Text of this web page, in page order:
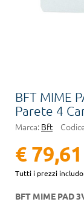
BFT MIME
Parete 4
Marca: Bft
€ 79,61
Tutti i prezzi
BFT MIME PAD